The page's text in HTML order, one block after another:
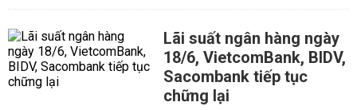
Lãi suất ngân hàng ngày
18/6, VietcomBank, BIDV,
Sacombank tiếp tục
chững lại